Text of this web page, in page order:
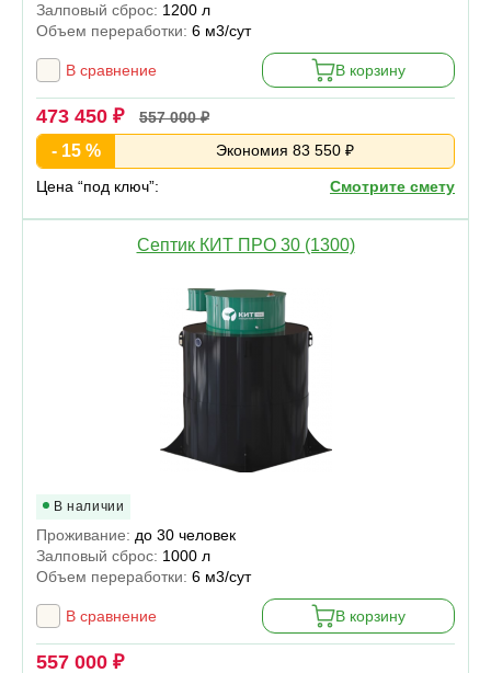
Залповый сброс: 1200 л
Объем переработки: 6 м3/сут
В сравнение В корзину
473 450 ₽ 557 000 ₽
- 15 % Экономия 83 550 ₽
Цена “под ключ”: Смотрите смету
Септик КИТ ПРО 30 (1300)
В наличии
Проживание: до 30 человек
Залповый сброс: 1000 л
Объем переработки: 6 м3/сут
В сравнение В корзину
557 000 ₽